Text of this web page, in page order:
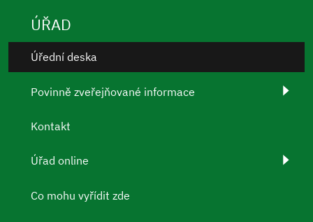
ÚŘAD
Úřední deska
Povinně zveřejňované informace
Kontakt
Úřad online
Co mohu vyřídit zde